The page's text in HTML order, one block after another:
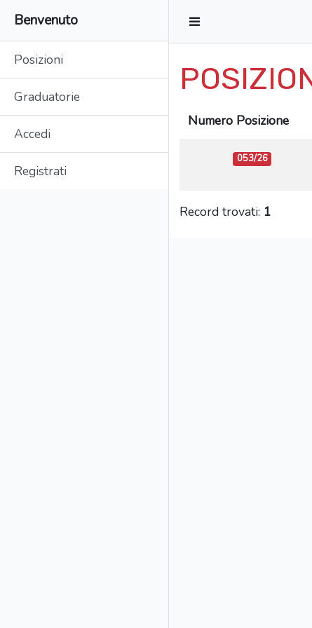
Benvenuto
Posizioni
Graduatorie
Accedi
Registrati
Numero Posizione
053/26
Record trovati: 1